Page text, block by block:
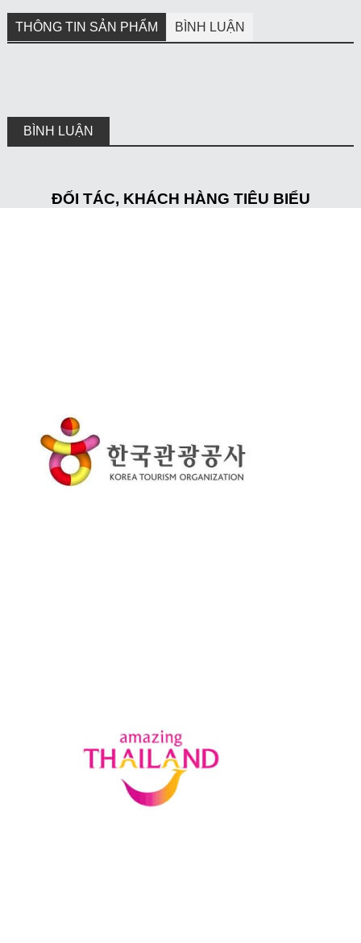
THÔNG TIN SẢN PHẨM BÌNH LUẬN
BÌNH LUẬN
ĐỐI TÁC, KHÁCH HÀNG TIÊU BIỂU